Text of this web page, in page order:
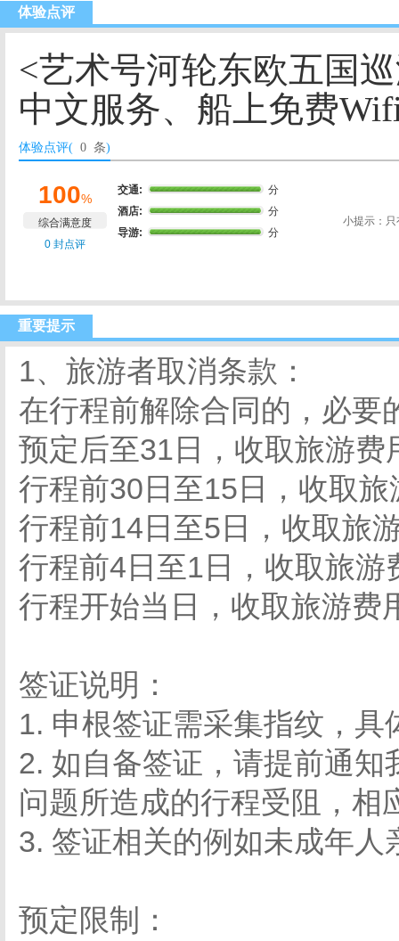
体验点评
<艺术号河轮东欧五国
中文服务、船上免费
体验点评( 0 条)
100%
综合满意度
0 封点评
交通:
分
酒店:
分
导游:
分
小提示：
重要提示
1、旅游者取消条款：
在行程前解除合同的，必要
预定后至31日，收取旅游费
行程前30日至15日，收取
行程前14日至5日，收取旅
行程前4日至1日，收取旅
行程开始当日，收取旅游费
签证说明：
1. 申根签证需采集指纹，
2. 如自备签证，请提前通
问题所造成的行程受阻，相
3. 签证相关的例如未成年
预定限制：